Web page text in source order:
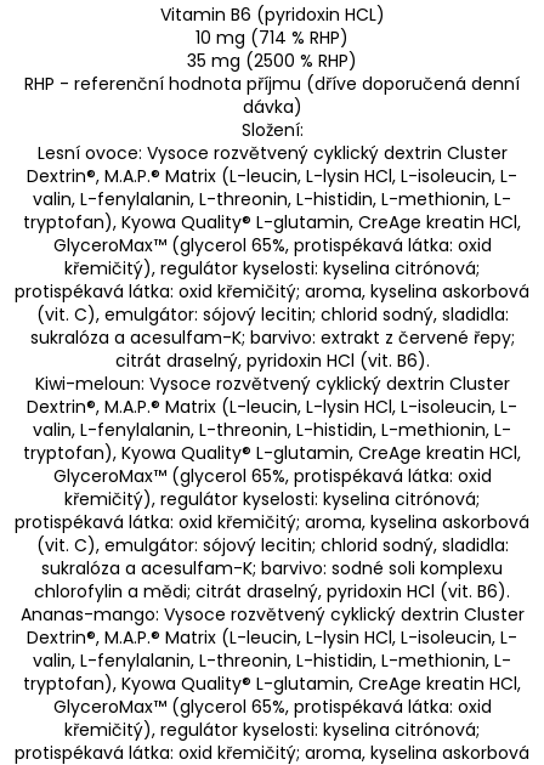
Vitamin B6 (pyridoxin HCL)
10 mg (714 % RHP)
35 mg (2500 % RHP)
RHP - referenční hodnota příjmu (dříve doporučená denní
dávka)
Složení:
Lesní ovoce: Vysoce rozvětvený cyklický dextrin Cluster
Dextrin®, M.A.P.® Matrix (L-leucin, L-lysin HCl, L-isoleucin, L-
valin, L-fenylalanin, L-threonin, L-histidin, L-methionin, L-
tryptofan), Kyowa Quality® L-glutamin, CreAge kreatin HCl,
GlyceroMax™ (glycerol 65%, protispékavá látka: oxid
křemičitý), regulátor kyselosti: kyselina citrónová;
protispékavá látka: oxid křemičitý; aroma, kyselina askorbová
(vit. C), emulgátor: sójový lecitin; chlorid sodný, sladidla:
sukralóza a acesulfam-K; barvivo: extrakt z červené řepy;
citrát draselný, pyridoxin HCl (vit. B6).
Kiwi-meloun: Vysoce rozvětvený cyklický dextrin Cluster
Dextrin®, M.A.P.® Matrix (L-leucin, L-lysin HCl, L-isoleucin, L-
valin, L-fenylalanin, L-threonin, L-histidin, L-methionin, L-
tryptofan), Kyowa Quality® L-glutamin, CreAge kreatin HCl,
GlyceroMax™ (glycerol 65%, protispékavá látka: oxid
křemičitý), regulátor kyselosti: kyselina citrónová;
protispékavá látka: oxid křemičitý; aroma, kyselina askorbová
(vit. C), emulgátor: sójový lecitin; chlorid sodný, sladidla:
sukralóza a acesulfam-K; barvivo: sodné soli komplexu
chlorofylin a mědi; citrát draselný, pyridoxin HCl (vit. B6).
Ananas-mango: Vysoce rozvětvený cyklický dextrin Cluster
Dextrin®, M.A.P.® Matrix (L-leucin, L-lysin HCl, L-isoleucin, L-
valin, L-fenylalanin, L-threonin, L-histidin, L-methionin, L-
tryptofan), Kyowa Quality® L-glutamin, CreAge kreatin HCl,
GlyceroMax™ (glycerol 65%, protispékavá látka: oxid
křemičitý), regulátor kyselosti: kyselina citrónová;
protispékavá látka: oxid křemičitý; aroma, kyselina askorbová